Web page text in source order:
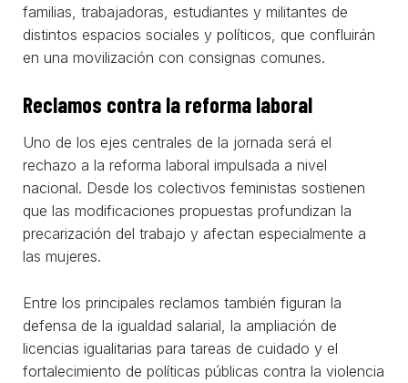
familias, trabajadoras, estudiantes y militantes de
distintos espacios sociales y políticos, que confluirán
en una movilización con consignas comunes.
Reclamos contra la reforma laboral
Uno de los ejes centrales de la jornada será el
rechazo a la reforma laboral impulsada a nivel
nacional. Desde los colectivos feministas sostienen
que las modificaciones propuestas profundizan la
precarización del trabajo y afectan especialmente a
las mujeres.
Entre los principales reclamos también figuran la
defensa de la igualdad salarial, la ampliación de
licencias igualitarias para tareas de cuidado y el
fortalecimiento de políticas públicas contra la violencia